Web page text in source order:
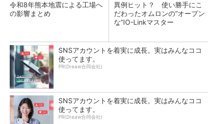
令和8年熊本地震による工場へ
の影響まとめ
異例ヒット？ 使い勝手にこ
だわったオムロンの“オープン
な”IO-Linkマスター
SNSアカウントを着実に成長。実はみんなココ
使ってます。
PR(Dreaw合同会社)
SNSアカウントを着実に成長。実はみんなココ
使ってます。
PR(Dreaw合同会社)